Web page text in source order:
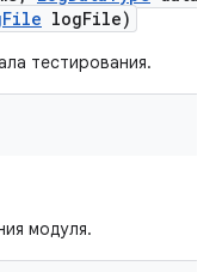
File logFile)
тестирования.
модуля.